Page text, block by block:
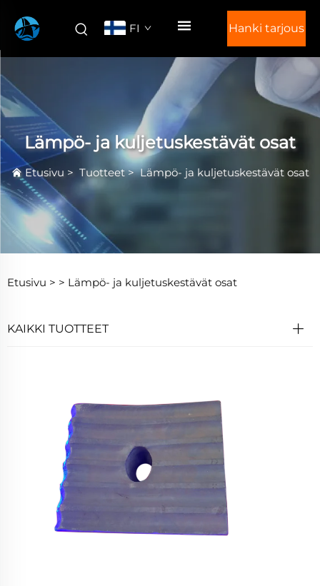
FI Hanki tarjous
Lämpö- ja kuljetuskestävät osat
Etusivu > Tuotteet>Lämpö- ja kuljetuskestävät osat
Etusivu > > Lämpö- ja kuljetuskestävät osat
KAIKKI TUOTTEET